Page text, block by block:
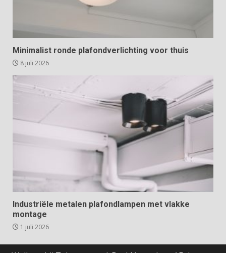
Minimalist ronde plafondverlichting voor thuis
8 juli 2026
Industriële metalen plafondlampen met vlakke
montage
1 juli 2026